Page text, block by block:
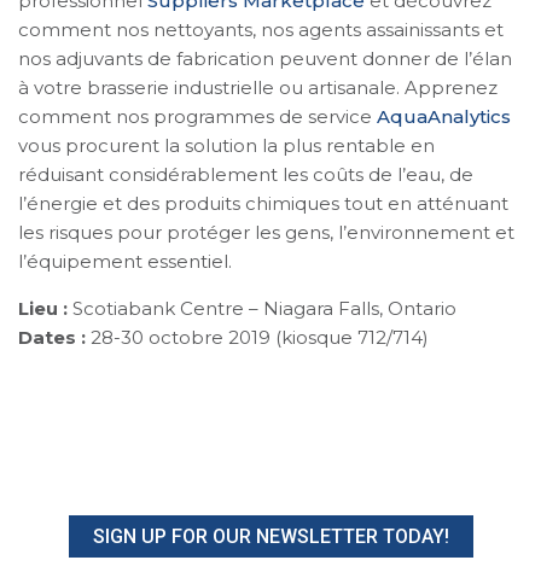
comment nos nettoyants, nos agents assainissants et
nos adjuvants de fabrication peuvent donner de l’élan
à votre brasserie industrielle ou artisanale. Apprenez
comment nos programmes de service AquaAnalytics
vous procurent la solution la plus rentable en
réduisant considérablement les coûts de l’eau, de
l’énergie et des produits chimiques tout en atténuant
les risques pour protéger les gens, l’environnement et
l’équipement essentiel.
Lieu : Scotiabank Centre – Niagara Falls, Ontario
Dates : 28-30 octobre 2019 (kiosque 712/714)
SIGN UP FOR OUR NEWSLETTER TODAY!